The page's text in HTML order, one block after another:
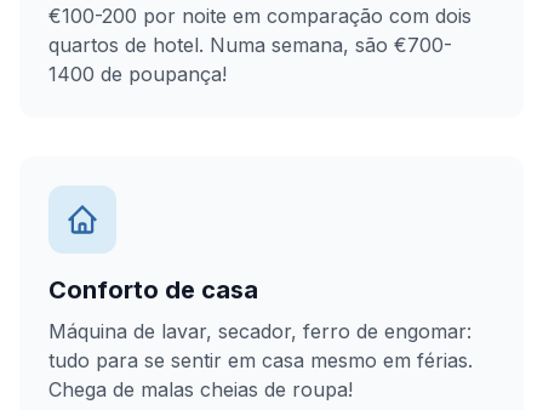
€100-200 por noite em comparação com dois
quartos de hotel. Numa semana, são €700-
1400 de poupança!
Conforto de casa
Máquina de lavar, secador, ferro de engomar:
tudo para se sentir em casa mesmo em férias.
Chega de malas cheias de roupa!